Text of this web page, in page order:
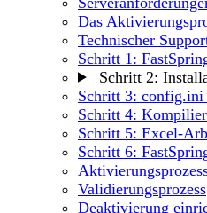
Das
Technischer
Schritt 1:
Schritt 2:
Schritt 3:
Schritt 4:
Schritt 5: Excel-
Schritt 6:
Validierungsprozess
Deaktivierung